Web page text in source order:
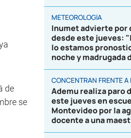
de
se
METEOROLOGÍA
Inumet advierte por
desde este jueves:
lo estamos
noche y madrugada
CONCENTRAN FRENTE A
Ademu realiza paro
este jueves en
Montevideo por la
docente a una